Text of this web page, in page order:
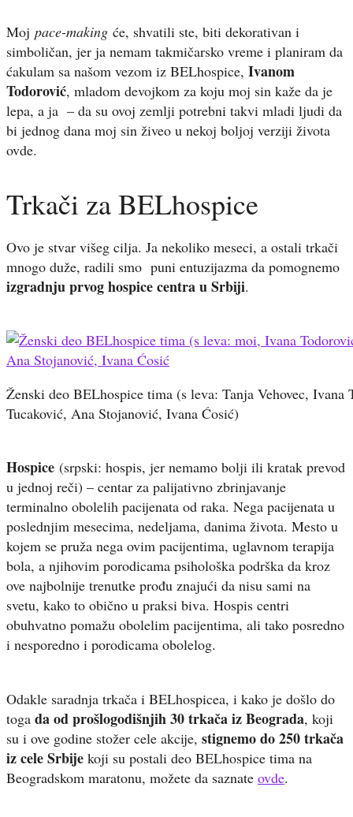
Moj pace-making će, shvatili ste, biti dekorativan i
simboličan, jer ja nemam takmičarsko vreme i planiram da
ćakulam sa našom vezom iz BELhospice, Ivanom
Todorović, mladom devojkom za koju moj sin kaže da je
lepa, a ja – da su ovoj zemlji potrebni takvi mladi ljudi da
bi jednog dana moj sin živeo u nekoj boljoj verziji života
ovde.
Trkači za BELhospice
Ovo je stvar višeg cilja. Ja nekoliko meseci, a ostali trkači
mnogo duže, radili smo puni entuzijazma da pomognemo
izgradnju prvog hospice centra u Srbiji.
Ženski deo BELhospice tima (s leva: Tanja Vehovec, Ivana
Tucaković, Ana Stojanović, Ivana Ćosić)
Hospice (srpski: hospis, jer nemamo bolji ili kratak prevod
u jednoj reči) – centar za palijativno zbrinjavanje
terminalno obolelih pacijenata od raka. Nega pacijenata u
poslednjim mesecima, nedeljama, danima života. Mesto u
kojem se pruža nega ovim pacijentima, uglavnom terapija
bola, a njihovim porodicama psihološka podrška da kroz
ove najbolnije trenutke prođu znajući da nisu sami na
svetu, kako to obično u praksi biva. Hospis centri
obuhvatno pomažu obolelim pacijentima, ali tako posredno
i nesporedno i porodicama obolelog.
Odakle saradnja trkača i BELhospicea, i kako je došlo do
toga da od prošlogodišnjih 30 trkača iz Beograda, koji
su i ove godine stožer cele akcije, stignemo do 250 trkača
iz cele Srbije koji su postali deo BELhospice tima na
Beogradskom maratonu, možete da saznate ovde.